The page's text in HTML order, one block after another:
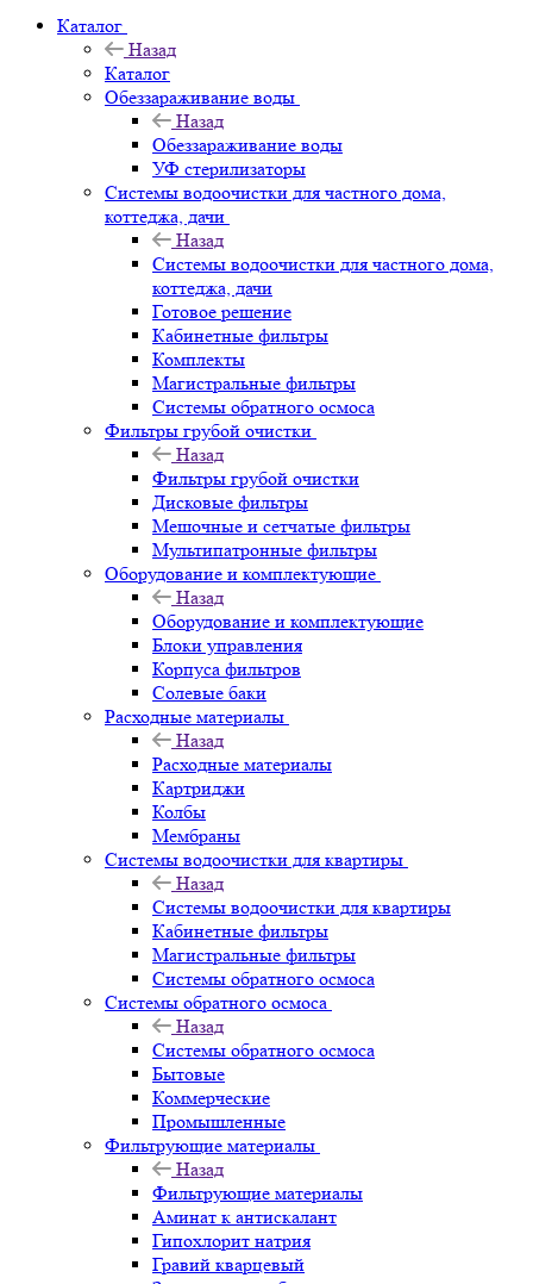
Каталог
Назад
Каталог
Обеззараживание воды
Назад
Обеззараживание воды
УФ стерилизаторы
Системы водоочистки для частного дома,
коттеджа, дачи
Назад
Системы водоочистки для частного дома,
коттеджа, дачи
Готовое решение
Кабинетные фильтры
Комплекты
Магистральные фильтры
Системы обратного осмоса
Фильтры грубой очистки
Назад
Фильтры грубой очистки
Дисковые фильтры
Мешочные и сетчатые фильтры
Мультипатронные фильтры
Оборудование и комплектующие
Назад
Оборудование и комплектующие
Блоки управления
Корпуса фильтров
Солевые баки
Расходные материалы
Назад
Расходные материалы
Картриджи
Колбы
Мембраны
Системы водоочистки для квартиры
Назад
Системы водоочистки для квартиры
Кабинетные фильтры
Магистральные фильтры
Системы обратного осмоса
Системы обратного осмоса
Назад
Системы обратного осмоса
Бытовые
Коммерческие
Промышленные
Фильтрующие материалы
Назад
Фильтрующие материалы
Аминат к антискалант
Гипохлорит натрия
Гравий кварцевый